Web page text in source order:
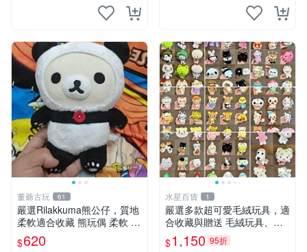
董爺古玩 61
嚴選Rilakkuma熊公仔，質地
柔軟適合收藏 熊玩偶 柔軟 公
仔 收藏
$620
水星百貨 1
嚴選多款超可愛毛絨玩具，適
合收藏與贈送 毛絨玩具、抱
枕、公仔
$1,150 95折